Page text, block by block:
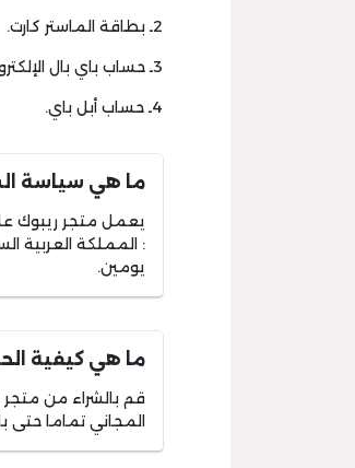
2ـ بطاقة الماستر كارت.
3ـ حساب باي بال الإلكتروني.
4ـ حساب أبل باي.
ما هي سياسة
يعمل متجر ريبوك
: المملكة العربية
يومين.
ما هي كيفية
المجاني تماما حتى